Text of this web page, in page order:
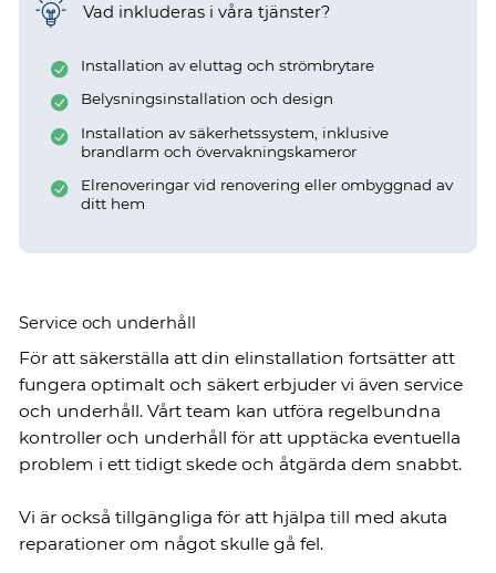
Vad inkluderas i våra tjänster?
Installation av eluttag och strömbrytare
Belysningsinstallation och design
Installation av säkerhetssystem, inklusive
brandlarm och övervakningskameror
Elrenoveringar vid renovering eller ombyggnad av
ditt hem
Service och underhåll
För att säkerställa att din elinstallation fortsätter att
fungera optimalt och säkert erbjuder vi även service
och underhåll. Vårt team kan utföra regelbundna
kontroller och underhåll för att upptäcka eventuella
problem i ett tidigt skede och åtgärda dem snabbt.
Vi är också tillgängliga för att hjälpa till med akuta
reparationer om något skulle gå fel.